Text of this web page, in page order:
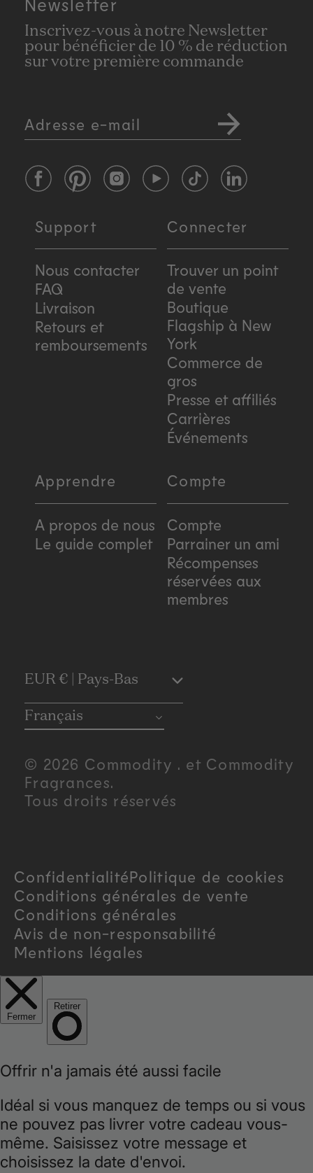
Inscrivez-vous à notre Newsletter
pour bénéficier de 10 % de réduction
sur votre première commande
Adresse e-mail
FacebookPinterestInstagramYouTubeTikTokLinkedIn
Support
Nous contacter
FAQ
Livraison
Retours et
remboursements
Connecter
Trouver un point
de vente
Boutique
Flagship à New
York
Commerce de
gros
Presse et affiliés
Carrières
Événements
Apprendre
A propos de nous
Le guide complet
Compte
Compte
Parrainer un ami
Récompenses
réservées aux
membres
C
o
u
n
y
/
r
e
g
o
n
EUR € | Pays-Bas
Français
© 2026 Commodity . et Commodity
Fragrances.
Tous droits réservés
ConfidentialitéPolitique de cookies
Conditions générales de vente
Conditions générales
Avis de non-responsabilité
Mentions légales